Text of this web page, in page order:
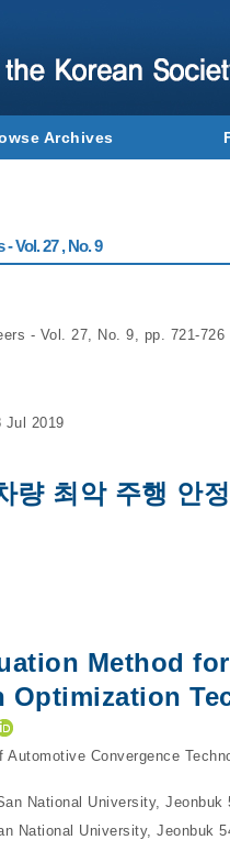
Archives
Vol. 27 , No. 9
- Vol. 27, No. 9, pp. 721-726
Jul 2019
량 최악 주행 안
Method
Optimization
Convergence
National University, Jeonbuk
National University, Jeonbuk